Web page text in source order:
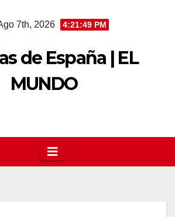
7th, 2026 4:21:50 PM
de España | EL
MUNDO